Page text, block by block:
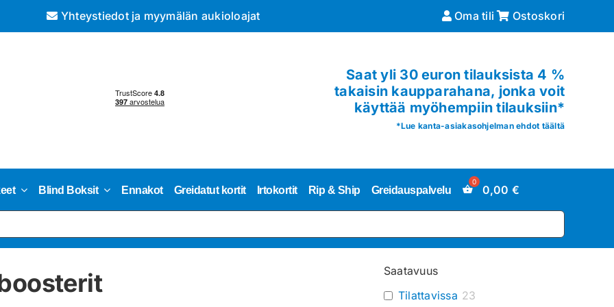
Yhteystiedot ja myymälän aukioloajat Oma tili Ostoskori
Saat yli 30 euron tilauksista 4 %
takaisin kaupparahana, jonka voit
käyttää myöhempiin tilauksiin*
*Lue kanta-asiakasohjelman ehdot täältä
Blind Boksit Ennakot Greidatut kortit Irtokortit Rip & Ship Greidauspalvelu 0,00 €
Saatavuus
Tilattavissa 23